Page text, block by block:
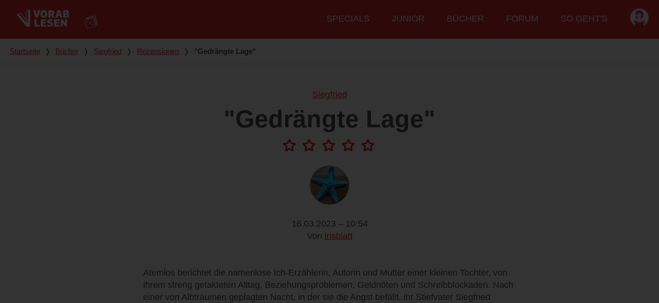
Hauptmenü
SPECIALS JUNIOR BÜCHER FORUM SO GEHT'S
Du bist hier
Startseite ❭ Bücher ❭ Siegfried ❭ Rezensionen ❭ "Gedrängte Lage"
Siegfried
"Gedrängte Lage"
16.03.2023 – 10:54
Von irisblatt
Atemlos berichtet die namenlose Ich-Erzählerin, Autorin und Mutter einer kleinen Tochter, von
ihrem streng getakteten Alltag, Beziehungsproblemen, Geldnöten und Schreibblockaden. Nach
einer von Albträumen geplagten Nacht, in der sie die Angst befällt, ihr Stiefvater Siegfried